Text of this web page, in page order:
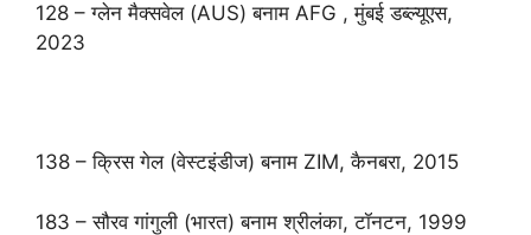
128 – ग्लेन मैक्सवेल (AUS) बनाम AFG , मुंबई डब्ल्यूएस,
2023
138 – क्रिस गेल (वेस्टइंडीज) बनाम ZIM, कैनबरा, 2015
183 – सौरव गांगुली (भारत) बनाम श्रीलंका, टॉनटन, 1999